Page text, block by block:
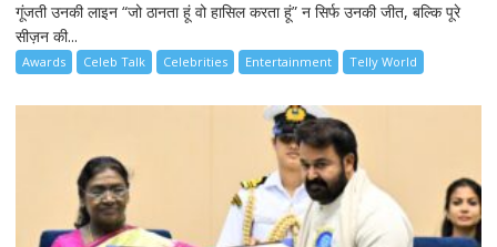
गूंजती उनकी लाइन “जो ठानता हूं वो हासिल करता हूं” न सिर्फ उनकी जीत, बल्कि पूरे
सीज़न की...
Awards Celeb Talk Celebrities Entertainment Telly World